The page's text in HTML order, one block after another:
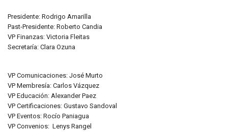
Presidente: Rodrigo Amarilla
Past-Presidente: Roberto Candia
VP Finanzas: Victoria Fleitas
Secretaría: Clara Ozuna
VP Comunicaciones: José Murto
VP Membresía: Carlos Vázquez
VP Educación: Alexander Paez
VP Certificaciones: Gustavo Sandoval
VP Eventos: Rocío Paniagua
VP Convenios: Lenys Rangel